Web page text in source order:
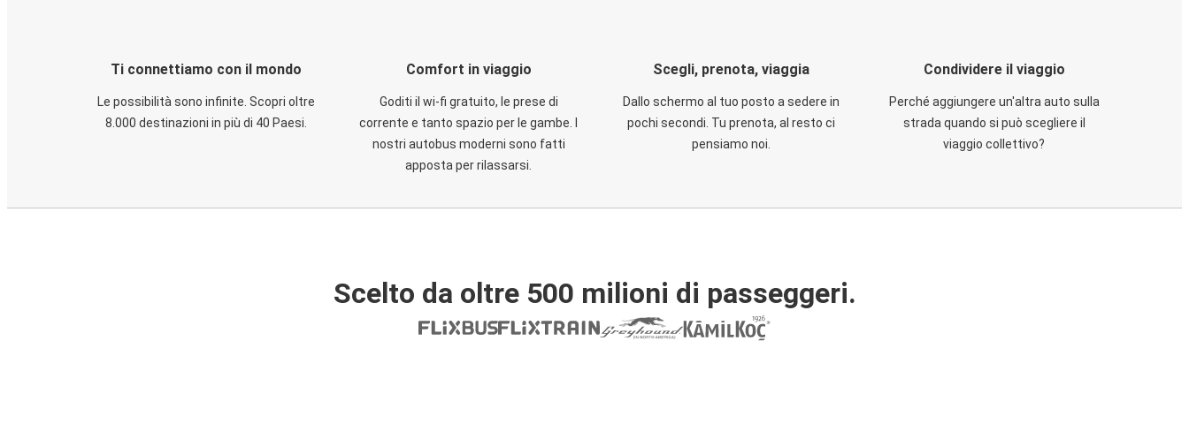
Ti connettiamo con il mondo
Le possibilità sono infinite. Scopri oltre
8.000 destinazioni in più di 40 Paesi.
Comfort in viaggio
Goditi il wi-fi gratuito, le prese di
corrente e tanto spazio per le gambe. I
nostri autobus moderni sono fatti
apposta per rilassarsi.
Scegli, prenota, viaggia
Dallo schermo al tuo posto a sedere in
pochi secondi. Tu prenota, al resto ci
pensiamo noi.
Condividere il viaggio
Perché aggiungere un'altra auto sulla
strada quando si può scegliere il
viaggio collettivo?
Scelto da oltre 500 milioni di passeggeri.